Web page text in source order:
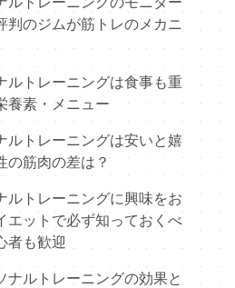
判のジムが筋トレのメカニ
ルトレーニングは食事も重
養素・メニュー
ルトレーニングは安いと嬉
の筋肉の差は？
ルトレーニングに興味をお
エットで必ず知っておくべ
者も歓迎
ナルトレーニングの効果と